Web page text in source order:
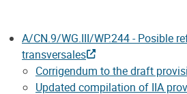
A/CN.9/WG.III/WP.244 - Posible
transversales
Corrigendum to the draft
Updated compilation of IIA